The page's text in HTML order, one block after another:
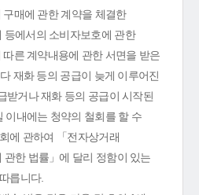
매에 관한 계약을 체결한
등에서의 소비자보호에 관한
른 계약내용에 관한 서면을 받은
재화 등의 공급이 늦게 이루어진
받거나 재화 등의 공급이 시작된
이내에는 청약의 철회를 할 수
에 관하여 「전자상거래
한 법률」에 달리 정함이 있는
릅니다.